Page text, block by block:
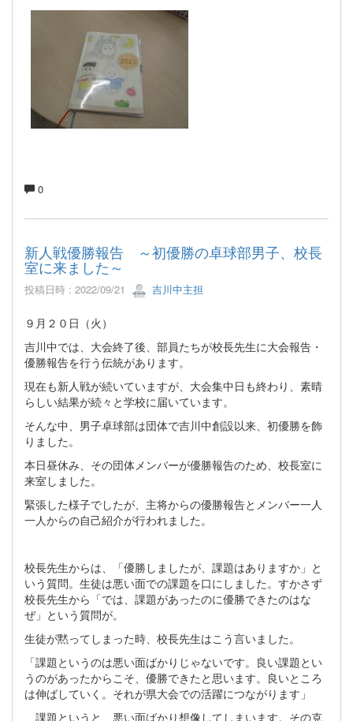
0
新人戦優勝報告 ～初優勝の卓球部男子、校長
室に来ました～
投稿日時 : 2022/09/21 吉川中主担
９月２０日（火）
吉川中では、大会終了後、部員たちが校長先生に大会報告・
優勝報告を行う伝統があります。
現在も新人戦が続いていますが、大会集中日も終わり、素晴
らしい結果が続々と学校に届いています。
そんな中、男子卓球部は団体で吉川中創設以来、初優勝を飾
りました。
本日昼休み、その団体メンバーが優勝報告のため、校長室に
来室しました。
緊張した様子でしたが、主将からの優勝報告とメンバー一人
一人からの自己紹介が行われました。
校長先生からは、「優勝しましたが、課題はありますか」と
いう質問。生徒は悪い面での課題を口にしました。すかさず
校長先生から「では、課題があったのに優勝できたのはな
ぜ」という質問が。
生徒が黙ってしまった時、校長先生はこう言いました。
「課題というのは悪い面ばかりじゃないです。良い課題とい
うのがあったからこそ、優勝できたと思います。良いところ
は伸ばしていく。それが県大会での活躍につながります」
課題というと、悪い面ばかり想像してしまいます。その克